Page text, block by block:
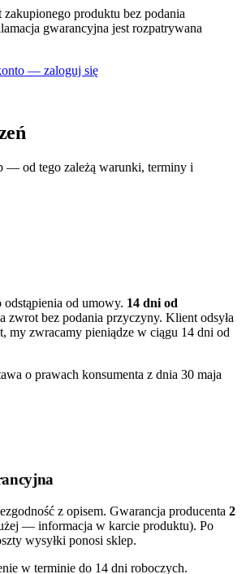
zakupionego produktu bez podania
gwarancyjna jest rozpatrywana
— zaloguj się
— od tego zależą warunki, terminy i
od umowy. 14 dni od
zwrot bez podania przyczyny. Klient odsyła
my zwracamy pieniądze w ciągu 14 dni od
o prawach konsumenta z dnia 30 maja
z opisem. Gwarancja producenta 2
— informacja w karcie produktu). Po
wysyłki ponosi sklep.
w terminie do 14 dni roboczych.